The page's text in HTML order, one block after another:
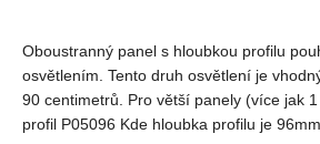
Oboustranný panel s hloubkou profilu
osvětlením. Tento druh osvětlení je
90 centimetrů. Pro větší panely (více jak
profil P05096 Kde hloubka profilu je 96mm.